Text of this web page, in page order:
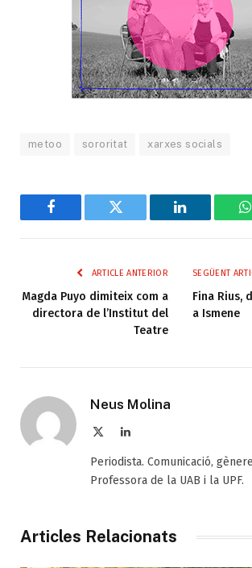
metoo sororitat xarxes socials
Facebook Twitter LinkedIn
ARTICLE ANTERIOR
Magda Puyo dimiteix com a
directora de l’Institut del
Teatre
SEGÜENT
Fina Rius,
a Ismene
Neus Molina
LinkedIn
Periodista. Comunicació,
Professora de la UAB i la UPF.
Articles Relacionats